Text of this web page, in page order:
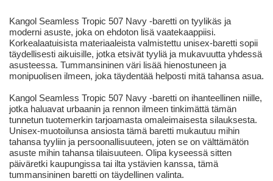
Kangol Seamless Tropic 507 Navy -baretti on tyylikäs ja
moderni asuste, joka on ehdoton lisä vaatekaappiisi.
Korkealaatuisista materiaaleista valmistettu unisex-baretti sopii
täydellisesti aikuisille, jotka etsivät tyyliä ja mukavuutta yhdessä
asusteessa. Tummansininen väri lisää hienostuneen ja
monipuolisen ilmeen, joka täydentää helposti mitä tahansa asua.
Kangol Seamless Tropic 507 Navy -baretti on ihanteellinen niille,
jotka haluavat urbaanin ja rennon ilmeen tinkimättä tämän
tunnetun tuotemerkin tarjoamasta omaleimaisesta silauksesta.
Unisex-muotoilunsa ansiosta tämä baretti mukautuu mihin
tahansa tyyliin ja persoonallisuuteen, joten se on välttämätön
asuste mihin tahansa tilaisuuteen. Olipa kyseessä sitten
päiväretki kaupungissa tai ilta ystävien kanssa, tämä
tummansininen baretti on täydellinen valinta.